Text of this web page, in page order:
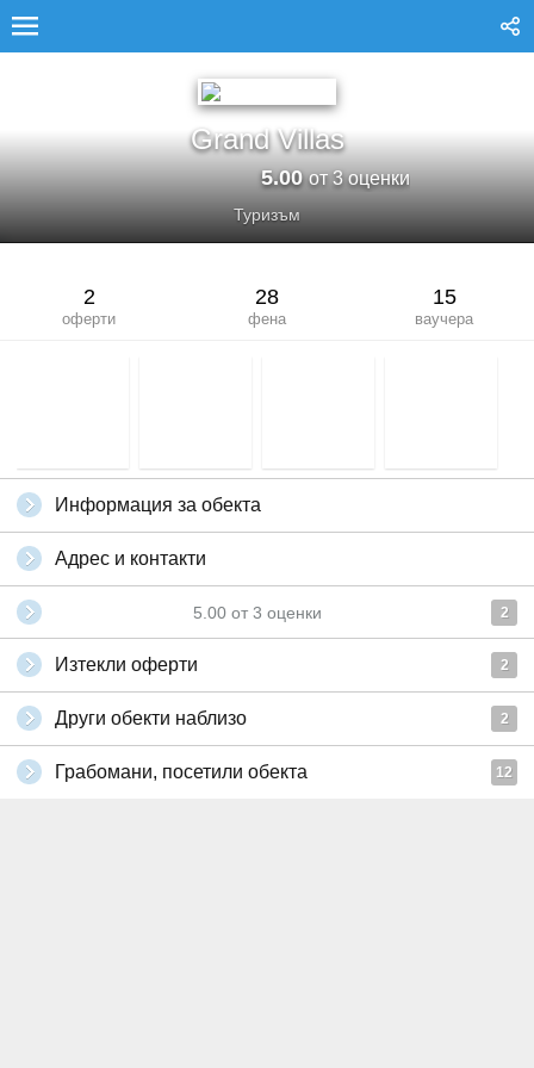
Grand Villas
5.00от 3 оценки
Туризъм
2
оферти
28
фена
15
ваучера
Информация за обекта
Адрес и контакти
5.00 от 3 оценки 2
Изтекли оферти 2
Други обекти наблизо 2
Грабомани, посетили обекта 12